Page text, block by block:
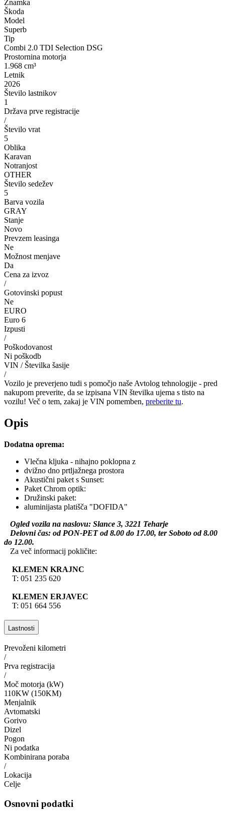
Znamka
Škoda
Model
Superb
Tip
Combi 2.0 TDI Selection DSG
Prostornina motorja
1.968 cm³
Letnik
2026
Število lastnikov
1
Država prve registracije
/
Število vrat
5
Oblika
Karavan
Notranjost
OTHER
Število sedežev
5
Barva vozila
GRAY
Stanje
Novo
Prevzem leasinga
Ne
Možnost menjave
Da
Cena za izvoz
/
Gotovinski popust
Ne
EURO
Euro 6
Izpusti
/
Poškodovanost
Ni poškodb
VIN / Številka šasije
/
Vozilo je preverjeno tudi s pomočjo naše Avtolog tehnologije - pred
nakupom preverite, da se izpisana VIN številka ujema s tisto na
vozilu! Več o tem, zakaj je VIN pomemben, preberite tu.
Opis
Dodatna oprema:
Vlečna kljuka - nihajno poklopna z
dvižno dno prtljažnega prostora
Akustični paket s Sunset:
Paket Chrom optik:
Družinski paket:
aluminijasta platišča "DOFIDA"
Ogled vozila na naslovu: Slance 3, 3221 Teharje
Delovni čas: od PON-PET od 8.00 do 17.00, ter Soboto od 8.00
do 12.00.
Za več informacij pokličite:
KLEMEN KRAJNC
T: 051 235 620
KLEMEN ERJAVEC
T: 051 664 556
Lastnosti
Prevoženi kilometri
/
Prva registracija
/
Moč motorja (kW)
110KW (150KM)
Menjalnik
Avtomatski
Gorivo
Dizel
Pogon
Ni podatka
Kombinirana poraba
/
Lokacija
Celje
Osnovni podatki